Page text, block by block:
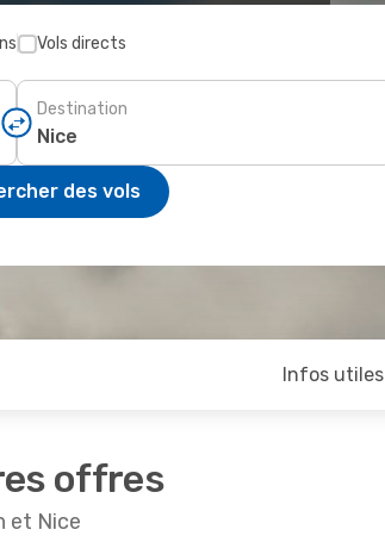
Vols directs
Destination
des vols
Infos utiles
offres
et Nice